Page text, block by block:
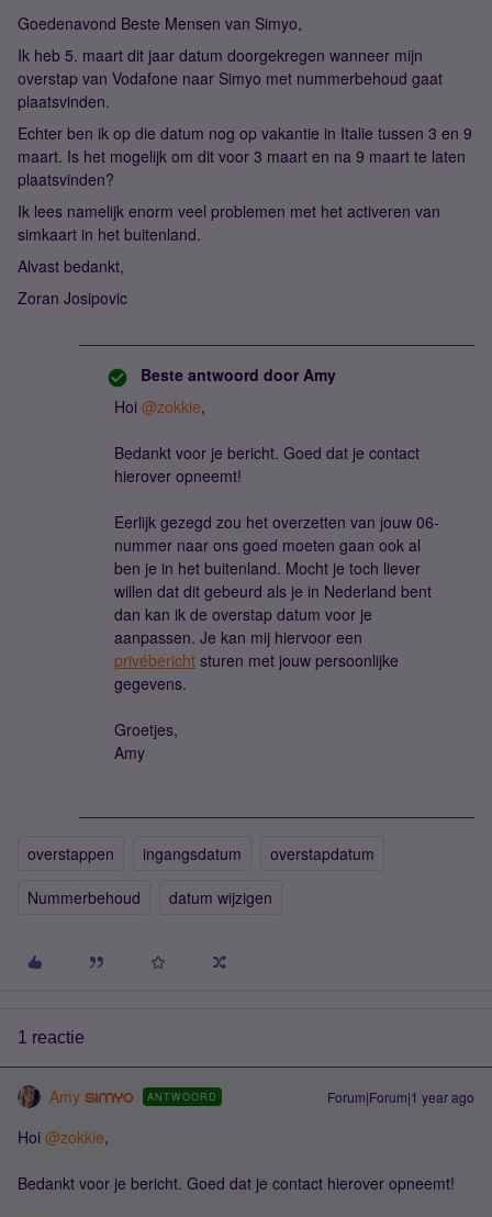
Goedenavond Beste Mensen van Simyo,
Ik heb 5. maart dit jaar datum doorgekregen wanneer mijn
overstap van Vodafone naar Simyo met nummerbehoud gaat
plaatsvinden.
Echter ben ik op die datum nog op vakantie in Italie tussen 3 en 9
maart. Is het mogelijk om dit voor 3 maart en na 9 maart te laten
plaatsvinden?
Ik lees namelijk enorm veel problemen met het activeren van
simkaart in het buitenland.
Alvast bedankt,
Zoran Josipovic
Beste antwoord door Amy
Hoi ​ @zokkie,
Bedankt voor je bericht. Goed dat je contact
hierover opneemt!
Eerlijk gezegd zou het overzetten van jouw 06-
nummer naar ons goed moeten gaan ook al
ben je in het buitenland. Mocht je toch liever
willen dat dit gebeurd als je in Nederland bent
dan kan ik de overstap datum voor je
aanpassen. Je kan mij hiervoor een
privébericht sturen met jouw persoonlijke
gegevens.
Groetjes,
Amy
overstappen ingangsdatum
overstapdatum
Nummerbehoud
datum wijzigen
1 reactie
Amy ANTWOORD Forum|Forum|1 year ago
Hoi ​ @zokkie,
Bedankt voor je bericht. Goed dat je contact hierover opneemt!